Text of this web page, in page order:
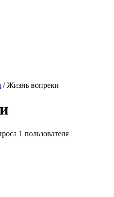
/ Жизнь вопреки
1 пользователя